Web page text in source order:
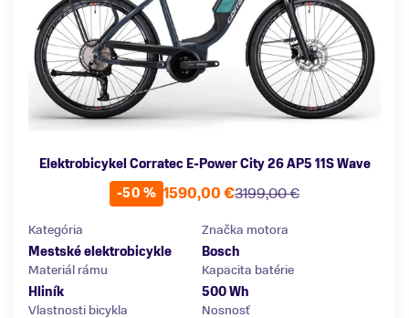
Elektrobicykel Corratec E-Power City 26 AP5 11S Wave
-50 %
3199,00 €
1590,00 €
Kategória
Mestské elektrobicykle
Značka motora
Bosch
Materiál rámu
Hliník
Kapacita batérie
500 Wh
Vlastnosti bicykla
Nosnosť